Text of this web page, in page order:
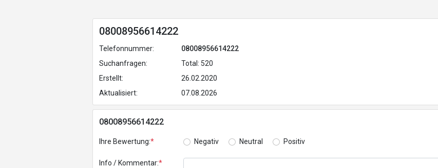
08008956614222
Telefonnummer:
08008956614222
Suchanfragen:
Total: 520
Erstellt:
26.02.2020
Aktualisiert:
07.08.2026
08008956614222
Ihre Bewertung:* Negativ Neutral Positiv
Info / Kommentar:*